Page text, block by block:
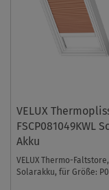
VELUX
FSCP081049KWL
Akku
VELUX Thermo-Faltstore,
Solarakku, für Größe: